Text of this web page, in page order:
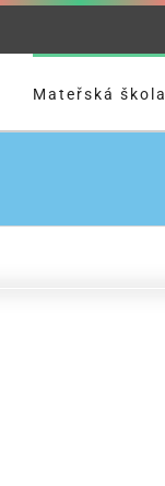
Mateřská škola